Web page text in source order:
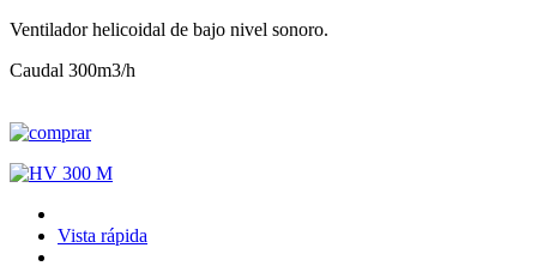
Ventilador helicoidal de bajo nivel sonoro.
Caudal 300m3/h
Vista rápida